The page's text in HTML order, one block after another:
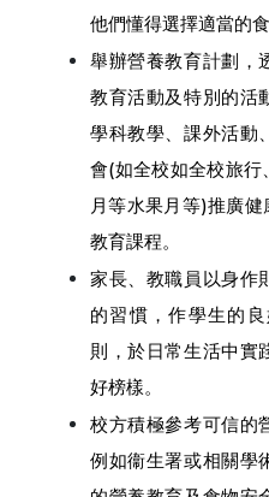
他們懂得選擇適當的食
舉辦營養教育計劃，
教育活動及特別的活
學科教學、課外活動
會(如全校如全校旅
月等水果月等)推廣
教育課程。
家長、教職員以身作
的習慣，作學生的
則，於日常生活中實
好榜樣。
校方積極參考可信的
例如衞生署或相關學